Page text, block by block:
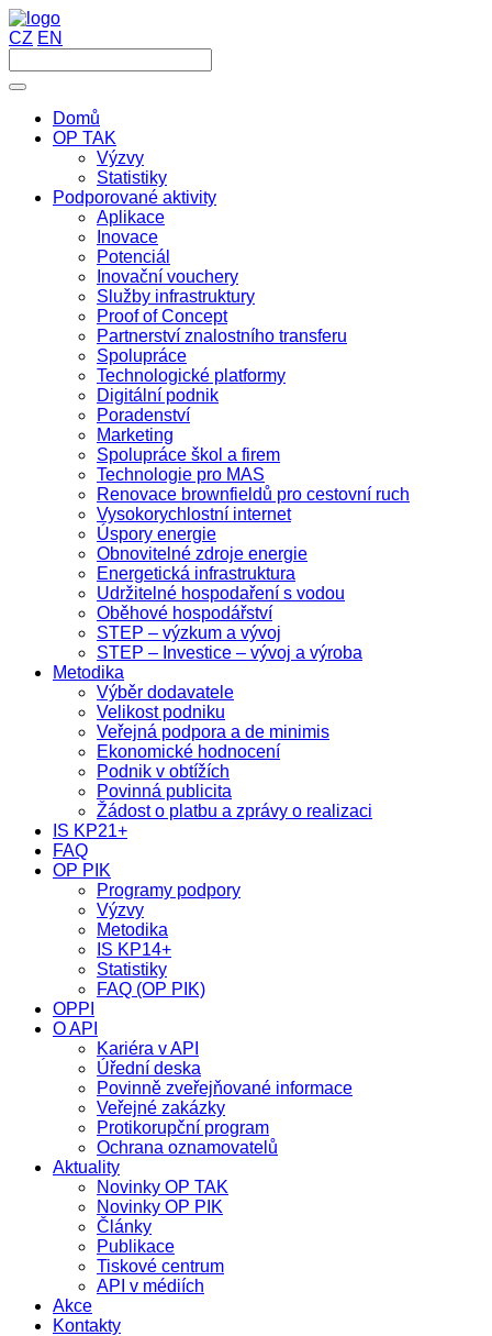
CZ EN
Domů
OP TAK
Výzvy
Statistiky
Podporované aktivity
Aplikace
Inovace
Potenciál
Inovační vouchery
Služby infrastruktury
Proof of Concept
Partnerství znalostního transferu
Spolupráce
Technologické platformy
Digitální podnik
Poradenství
Marketing
Spolupráce škol a firem
Technologie pro MAS
Renovace brownfieldů pro cestovní ruch
Vysokorychlostní internet
Úspory energie
Obnovitelné zdroje energie
Energetická infrastruktura
Udržitelné hospodaření s vodou
Oběhové hospodářství
STEP – výzkum a vývoj
STEP – Investice – vývoj a výroba
Metodika
Výběr dodavatele
Velikost podniku
Veřejná podpora a de minimis
Ekonomické hodnocení
Podnik v obtížích
Povinná publicita
Žádost o platbu a zprávy o realizaci
IS KP21+
FAQ
OP PIK
Programy podpory
Výzvy
Metodika
IS KP14+
Statistiky
FAQ (OP PIK)
OPPI
O API
Kariéra v API
Úřední deska
Povinně zveřejňované informace
Veřejné zakázky
Protikorupční program
Ochrana oznamovatelů
Aktuality
Novinky OP TAK
Novinky OP PIK
Články
Publikace
Tiskové centrum
API v médiích
Akce
Kontakty